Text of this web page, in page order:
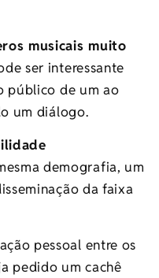
musicais muito
ser interessante
público de um ao
um diálogo.
demografia, um
da faixa
pessoal entre os
pedido um cachê